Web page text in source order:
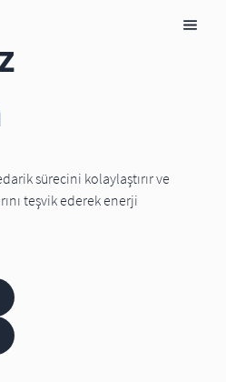
sürecini kolaylaştırır ve
teşvik ederek enerji